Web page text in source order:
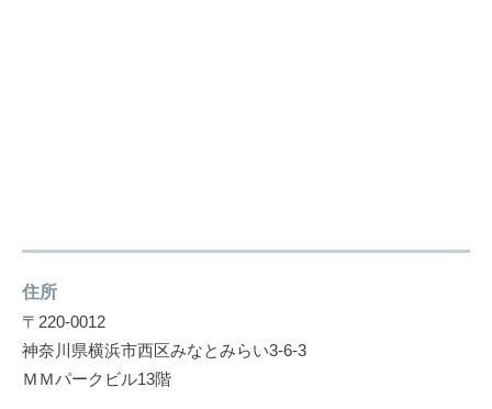
住所
〒220-0012
神奈川県横浜市西区みなとみらい3-6-3
ＭＭパークビル13階